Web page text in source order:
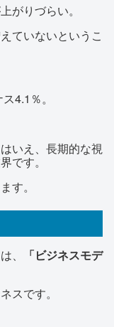
がりづらい。
ていないというこ
4.1％。
いえ、長期的な視
です。
す。
、
「ビジネスモデ
スです。